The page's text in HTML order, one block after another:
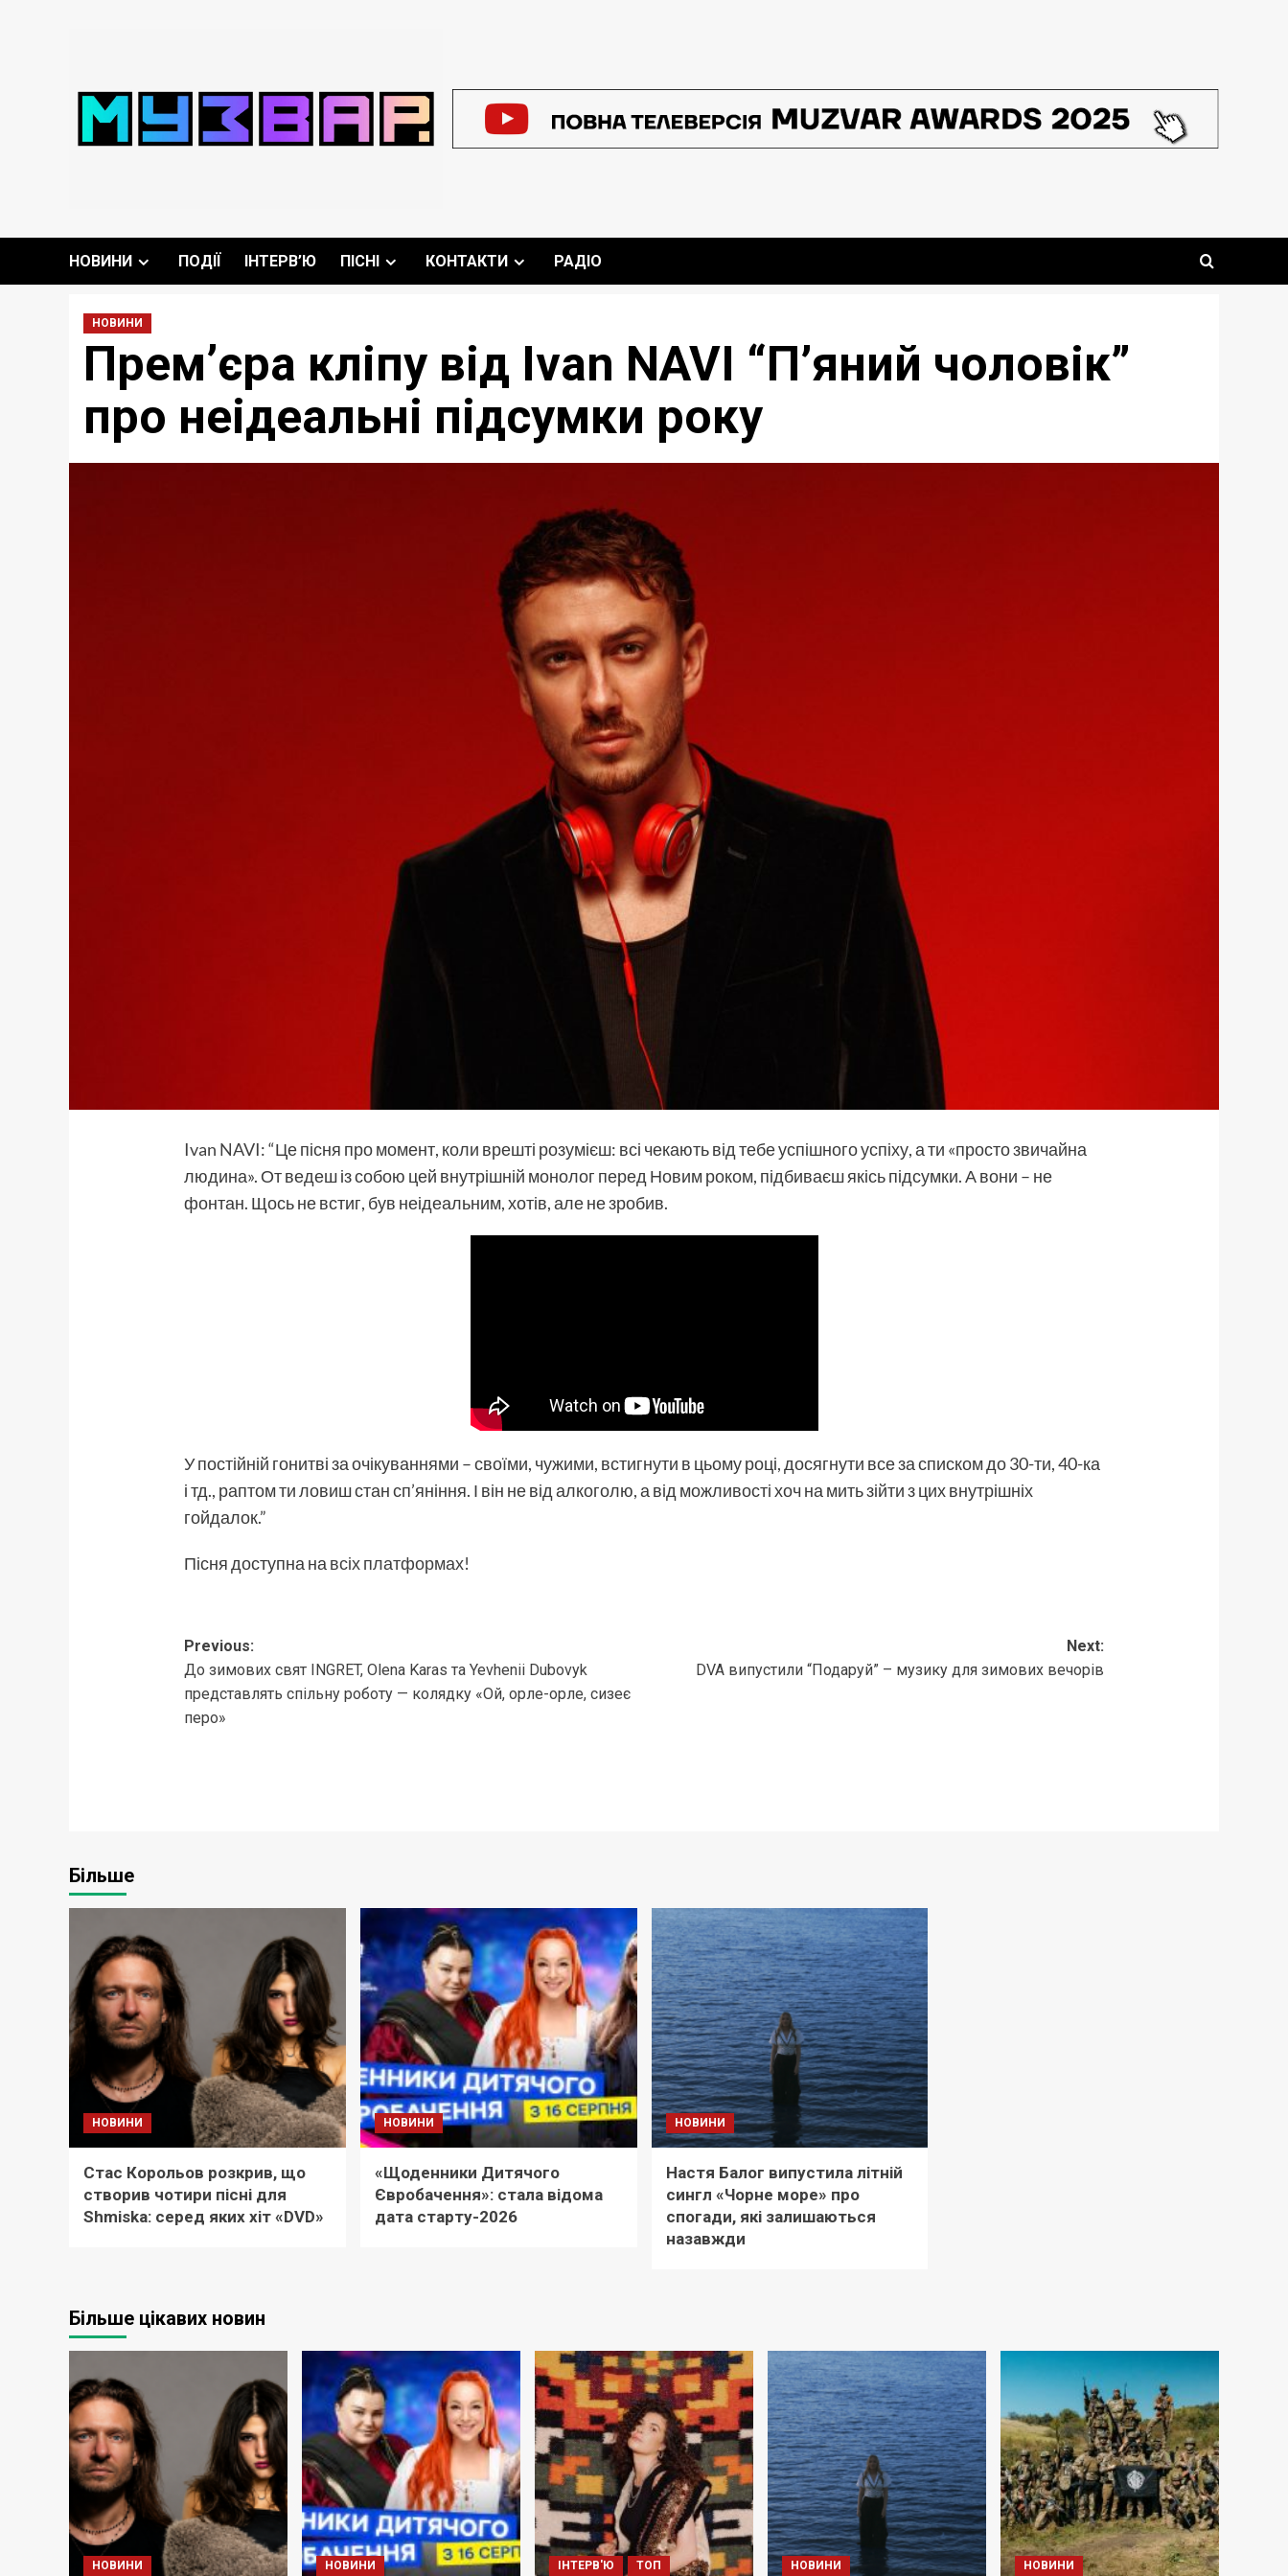
НОВИНИ ПОДІЇ ІНТЕРВ’Ю ПІСНІ КОНТАКТИ РАДІО
НОВИНИ
Премʼєра кліпу від Ivan NAVI “П’яний чоловік”
про неідеальні підсумки року
Ivan NAVI: “Це пісня про момент, коли врешті розумієш: всі чекають від тебе успішного успіху, а ти «просто звичайна
людина». От ведеш із собою цей внутрішній монолог перед Новим роком, підбиваєш якісь підсумки. А вони – не
фонтан. Щось не встиг, був неідеальним, хотів, але не зробив.
У постійній гонитві за очікуваннями – своїми, чужими, встигнути в цьому році, досягнути все за списком до 30-ти, 40-ка
і тд., раптом ти ловиш стан сп’яніння. І він не від алкоголю, а від можливості хоч на мить зійти з цих внутрішніх
гойдалок.”
Пісня доступна на всіх платформах!
Post
navigation
Previous:
До зимових свят INGRET, Olena Karas та Yevhenii Dubovyk
представлять спільну роботу — колядку «Ой, орле-орле, сизеє
перо»
Next:
DVA випустили “Подаруй” – музику для зимових вечорів
Більше
НОВИНИ
Стас Корольов розкрив, що
створив чотири пісні для
Shmiska: серед яких хіт «DVD»
НОВИНИ
«Щоденники Дитячого
Євробачення»: стала відома
дата старту-2026
НОВИНИ
Настя Балог випустила літній
сингл «Чорне море» про
спогади, які залишаються
назавжди
Більше цікавих новин
НОВИНИ НОВИНИ ІНТЕРВ'Ю ТОП НОВИНИ НОВИНИ